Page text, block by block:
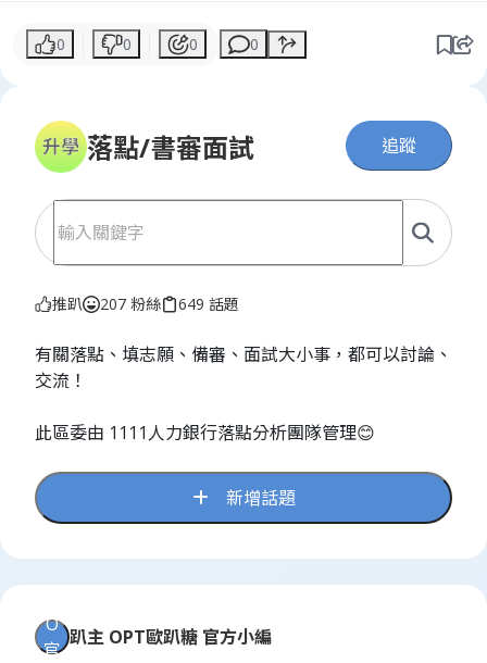
落點/書審面試 追蹤
推趴 207 粉絲 649 話題
有關落點、填志願、備審、面試大小事，都可以討論、
交流！
此區委由 1111人力銀行落點分析團隊管理😊
新增話題
O
官
趴主 OPT歐趴糖 官方小編
0 0 0 0